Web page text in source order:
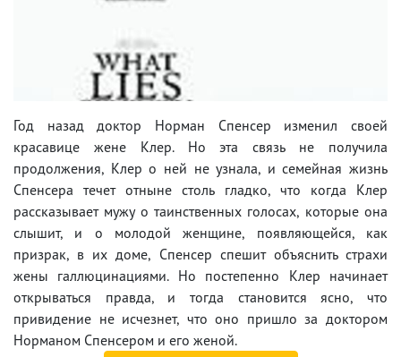
Год назад доктор Норман Спенсер изменил своей
красавице жене Клер. Но эта связь не получила
продолжения, Клер о ней не узнала, и семейная жизнь
Спенсера течет отныне столь гладко, что когда Клер
рассказывает мужу о таинственных голосах, которые она
слышит, и о молодой женщине, появляющейся, как
призрак, в их доме, Спенсер спешит объяснить страхи
жены галлюцинациями. Но постепенно Клер начинает
открываться правда, и тогда становится ясно, что
привидение не исчезнет, что оно пришло за доктором
Норманом Спенсером и его женой.